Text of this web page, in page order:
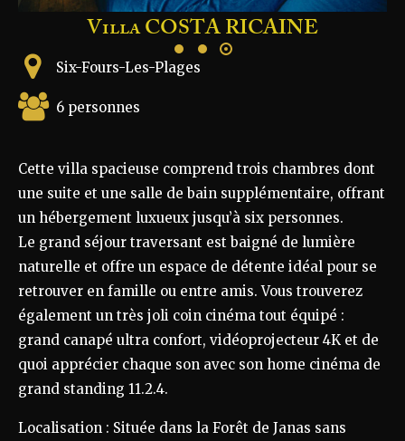
Villa COSTA RICAINE
Six-Fours-Les-Plages
6 personnes
Cette villa spacieuse comprend trois chambres dont
une suite et une salle de bain supplémentaire, offrant
un hébergement luxueux jusqu’à six personnes.
Le grand séjour traversant est baigné de lumière
naturelle et offre un espace de détente idéal pour se
retrouver en famille ou entre amis. Vous trouverez
également un très joli coin cinéma tout équipé :
grand canapé ultra confort, vidéoprojecteur 4K et de
quoi apprécier chaque son avec son home cinéma de
grand standing 11.2.4.
Localisation : Située dans la Forêt de Janas sans